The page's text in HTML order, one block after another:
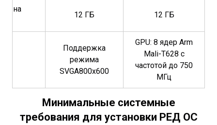
на
12 ГБ 12 ГБ
Поддержка
режима
SVGA800х600
GPU: 8 ядер Arm
Mali-T628 с
частотой до 750
МГц
Минимальные системные
требования для установки РЕД ОС